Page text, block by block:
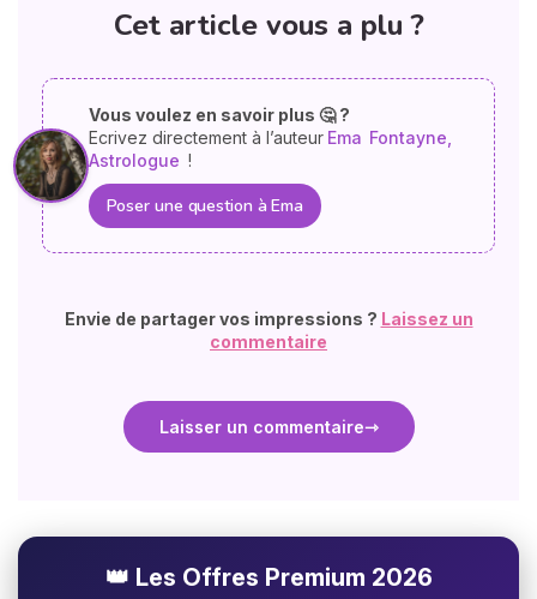
Cet article vous a plu ?
Vous voulez en savoir plus 🤔 ?
Ecrivez directement à l’auteur Ema Fontayne,
Astrologue !
Poser une question à Ema
Envie de partager vos impressions ? Laissez un
commentaire
Laisser un commentaire
👑 Les Offres Premium 2026